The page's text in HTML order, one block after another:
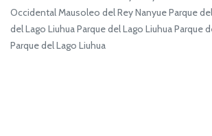
Occidental Mausoleo del Rey Nanyue Parque
del Lago Liuhua Parque del Lago Liuhua Parque
Parque del Lago Liuhua